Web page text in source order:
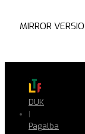
MIRROR
DUK
|
Pagalba